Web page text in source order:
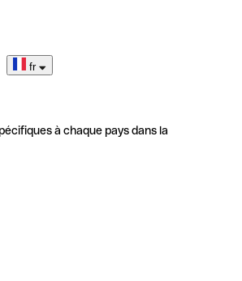
fr
à chaque pays dans la